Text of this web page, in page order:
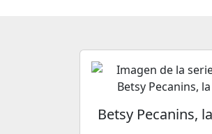
Betsy Pecanins,